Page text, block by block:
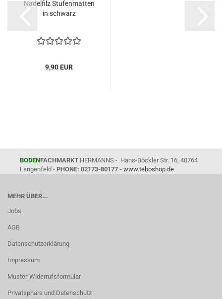
Nadelfilz Stufenmatten
in schwarz
9,90 EUR
BODENFACHMARKT HERMANNS - Hans-Böckler Str. 16, 40764
Langenfeld - PHONE: 02173-80177 - www.teboshop.de
MEHR ÜBER...
Jobs
AGB
Datenschutzerklärung
Impressum
Muster-Widerrufsformular
Privatsphäre und Datenschutz